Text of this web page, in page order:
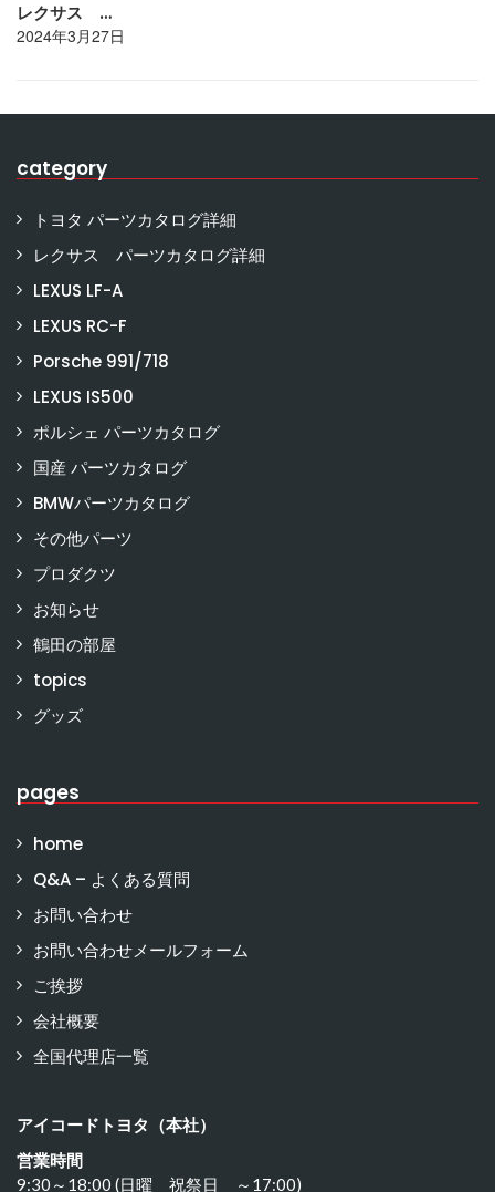
レクサス …
2024年3月27日
category
トヨタ パーツカタログ詳細
レクサス パーツカタログ詳細
LEXUS LF-A
LEXUS RC-F
Porsche 991/718
LEXUS IS500
ポルシェ パーツカタログ
国産 パーツカタログ
BMWパーツカタログ
その他パーツ
プロダクツ
お知らせ
鶴田の部屋
topics
グッズ
pages
home
Q&A – よくある質問
お問い合わせ
お問い合わせメールフォーム
ご挨拶
会社概要
全国代理店一覧
アイコードトヨタ（本社）
営業時間
9:30～18:00 (日曜 祝祭日 ～17:00)